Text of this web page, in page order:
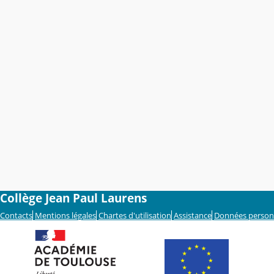
Collège Jean Paul Laurens
Contacts Mentions légales Chartes d'utilisation Assistance Données